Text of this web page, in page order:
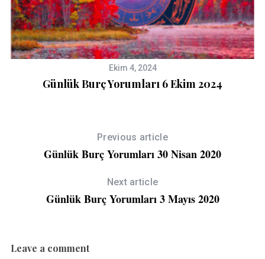
Ekim 4, 2024
Günlük Burç Yorumları 6 Ekim 2024
Previous article
Günlük Burç Yorumları 30 Nisan 2020
Next article
Günlük Burç Yorumları 3 Mayıs 2020
Leave a comment